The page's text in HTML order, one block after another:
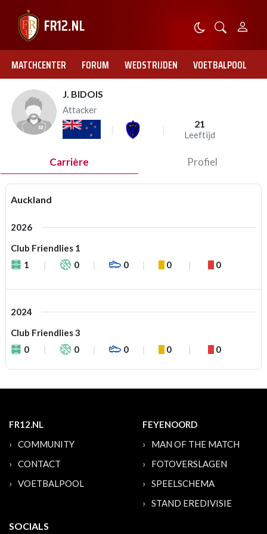
MATCHCENTER FORUM WEDSTRIJDEN VOETBALPOOL
J. BIDOIS
Attacker
21
Leeftijd
Carrière Profiel
Auckland
2026
Club Friendlies 1
1
0 0 0 0
2024
Club Friendlies 3
0
0 0 0 0
FR12.NL
COMMUNITY
CONTACT
VOETBALPOOL
FEYENOORD
MAN OF THE MATCH
FOTOVERSLAGEN
SPEELSCHEMA
STAND EREDIVISIE
SOCIALS